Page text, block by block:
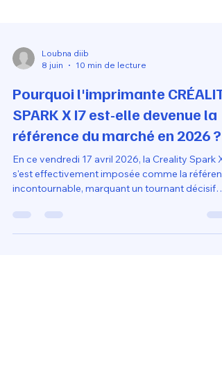
8 juin
10 min de lecture
Pourquoi l'imprimante
SPARK X I7 est-elle devenue la
référence du marché en 2026 ?
En ce vendredi 17 avril 2026, la Creality Spark X
incontournable, marquant un tournant décisif